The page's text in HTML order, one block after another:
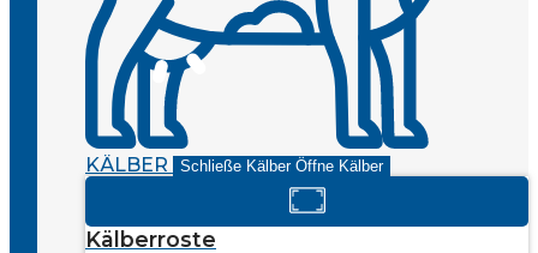
KÄLBER Schließe Kälber Öffne Kälber
Kälberroste